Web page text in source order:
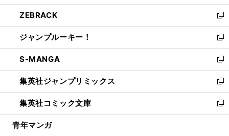
開
く
ウ
で
開
く
ン
ド
ウ
で
開
く
ウ
ィ
ン
ド
ウ
で
開
く
し
い
ウ
ィ
ン
ド
ウ
で
開
く
ZEBRACK
新
し
い
ウ
ィ
ン
ド
ウ
で
開
ジャンプルーキー！
新
し
い
ウ
ィ
ン
ド
ウ
S-MANGA
新
し
い
ウ
ィ
ン
集英社ジャンプリミックス
新
し
い
ウ
集英社コミック文庫
新
し
青年マンガ